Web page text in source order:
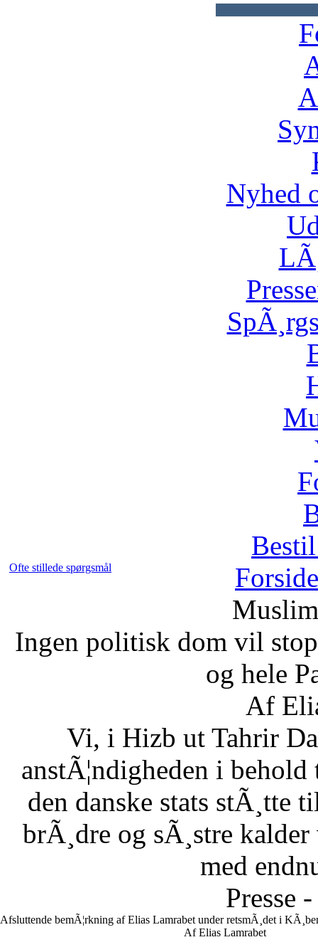
Nyhed
Ofte stillede spørgsmål
Forside
Ingen politisk dom vil
og hele
Af
Vi, i Hizb ut Tahrir
anstÃ¦ndigheden i
den danske stats stÃ¸tte
brÃ¸dre og sÃ¸stre
med
Presse
Afsluttende bemÃ¦rkning af Elias Lamrabet under retsmÃ¸det i
Af Elias Lamrabet